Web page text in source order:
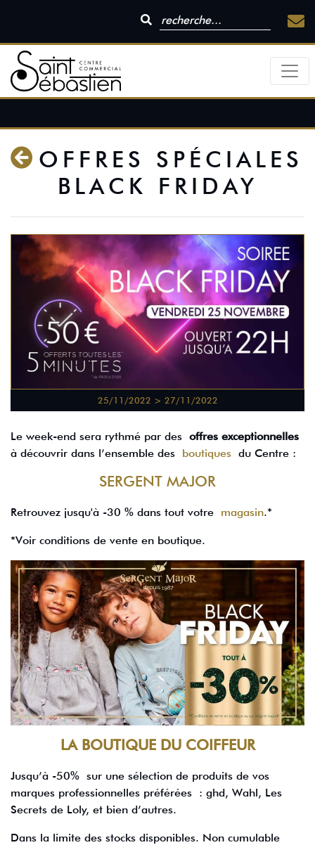
OFFRES SPÉCIALES
BLACK FRIDAY
25/11/2022 > 27/11/2022
Le week-end sera rythmé par des offres exceptionnelles
à découvrir dans l’ensemble des boutiques du Centre :
SERGENT MAJOR
Retrouvez jusqu'à -30 % dans tout votre magasin.*
*Voir conditions de vente en boutique.
LA BOUTIQUE DU COIFFEUR
Jusqu’à -50% sur une sélection de produits de vos
marques professionnelles préférées : ghd, Wahl, Les
Secrets de Loly, et bien d’autres.
Dans la limite des stocks disponibles. Non cumulable